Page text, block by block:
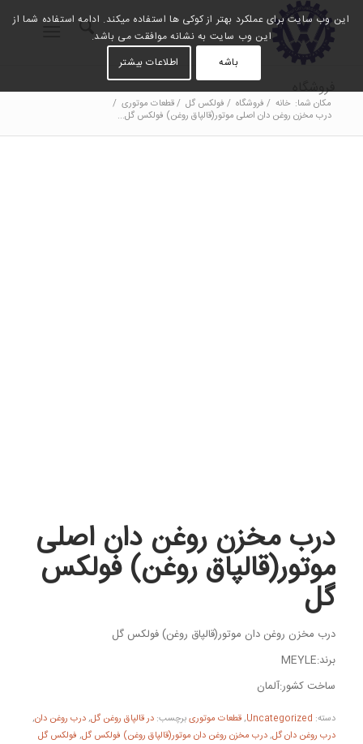
فروشگاه
مکان شما: خانه / فروشگاه / فولکس گل /قطعات موتوری /
درب مخزن روغن دان اصلی موتور(قالپاق روغن) فولکس گل...
درب مخزن روغن دان اصلی
موتور(قالپاق روغن) فولکس
گل
درب مخزن روغن دان موتور(قالپاق روغن) فولکس گل
برند:MEYLE
ساخت کشور:آلمان
دسته: Uncategorized
,قطعات موتوریبرچسب: در قالپاق روغن گل,درب روغن دان,
درب روغن دان گل,درب مخزن روغن دان موتور(قالپاق روغن) فولکس گل, فولکس گل
این وب سایت برای عملکرد بهتر از کوکی ها استفاده میکند. ادامه استفاده شما از
این وب سایت به نشانه موافقت می باشد.
باشه
اطلاعات بیشتر